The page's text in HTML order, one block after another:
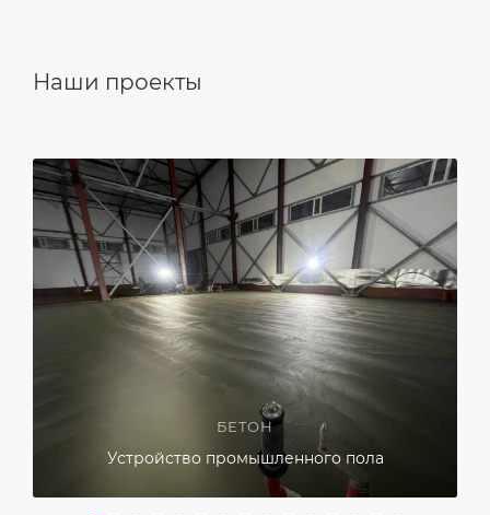
Наши проекты
БЕТОН
Устройство промышленного пола